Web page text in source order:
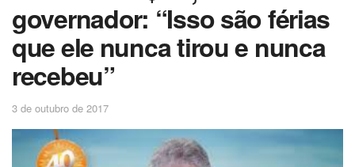
governador: “Isso são férias
que ele nunca tirou e nunca
recebeu”
3 de outubro de 2017